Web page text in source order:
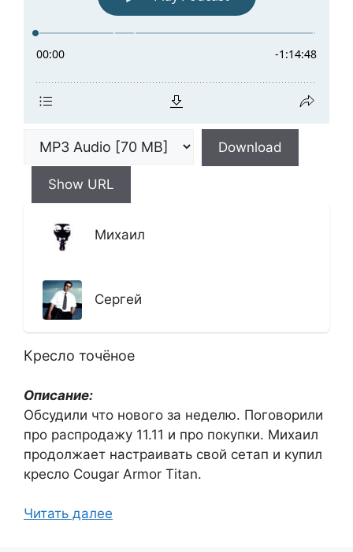
Download
Show URL
Михаил
Сергей
Кресло точёное
Описание:
Обсудили что нового за неделю. Поговорили
про распродажу 11.11 и про покупки. Михаил
продолжает настраивать свой сетап и купил
кресло Cougar Armor Titan.
Читать далее